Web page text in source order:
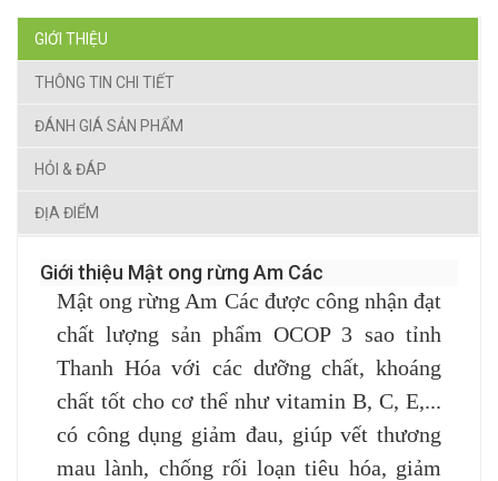
GIỚI THIỆU
THÔNG TIN CHI TIẾT
ĐÁNH GIÁ SẢN PHẨM
HỎI & ĐÁP
ĐỊA ĐIỂM
Giới thiệu Mật ong rừng Am Các
Mật ong rừng Am Các được công nhận đạt
chất lượng sản phẩm OCOP 3 sao tỉnh
Thanh Hóa với các dưỡng chất, khoáng
chất tốt cho cơ thể như vitamin B, C, E,...
có công dụng giảm đau, giúp vết thương
mau lành, chống rối loạn tiêu hóa, giảm